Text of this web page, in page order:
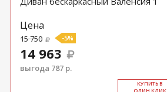
Цена
15 750 -5%
14 963
выгода 787 р.
КУ­ПИТЬ В